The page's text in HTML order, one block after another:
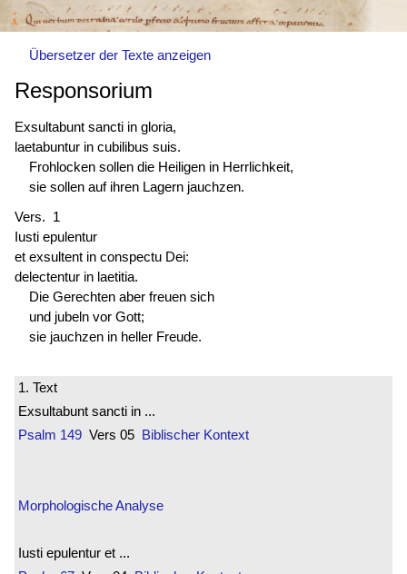
Übersetzer der Texte anzeigen
Responsorium
Exsultabunt sancti in gloria,
laetabuntur in cubilibus suis.
Frohlocken sollen die Heiligen in Herrlichkeit,
sie sollen auf ihren Lagern jauchzen.
Vers. 1
Iusti epulentur
et exsultent in conspectu Dei:
delectentur in laetitia.
Die Gerechten aber freuen sich
und jubeln vor Gott;
sie jauchzen in heller Freude.
1. Text
Exsultabunt sancti in ...
Psalm 149 Vers 05 Biblischer Kontext
Morphologische Analyse
Iusti epulentur et ...